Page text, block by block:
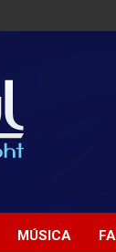
TV
MÚSICA